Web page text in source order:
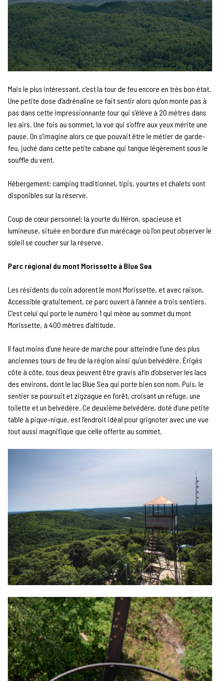
Mais le plus intéressant, c’est la tour de feu encore en très bon état.
Une petite dose d’adrénaline se fait sentir alors qu’on monte pas à
pas dans cette impressionnante tour qui s’élève à 20 mètres dans
les airs. Une fois au sommet, la vue qui s’offre aux yeux mérite une
pause. On s’imagine alors ce que pouvait être le métier de garde-
feu, juché dans cette petite cabane qui tangue légèrement sous le
souffle du vent.
Hébergement: camping traditionnel, tipis, yourtes et chalets sont
disponibles sur la réserve.
Coup de cœur personnel: la yourte du Héron, spacieuse et
lumineuse, située en bordure d’un marécage où l’on peut observer le
soleil se coucher sur la réserve.
Parc régional du mont Morissette à Blue Sea
Les résidents du coin adorent le mont Morissette, et avec raison.
Accessible gratuitement, ce parc ouvert à l’année a trois sentiers.
C’est celui qui porte le numéro 1 qui mène au sommet du mont
Morissette, à 400 mètres d’altitude.
Il faut moins d’une heure de marche pour atteindre l’une des plus
anciennes tours de feu de la région ainsi qu’un belvédère. Érigés
côte à côte, tous deux peuvent être gravis afin d’observer les lacs
des environs, dont le lac Blue Sea qui porte bien son nom. Puis, le
sentier se poursuit et zigzague en forêt, croisant un refuge, une
toilette et un belvédère. Ce deuxième belvédère, doté d’une petite
table à pique-nique, est l’endroit idéal pour grignoter avec une vue
tout aussi magnifique que celle offerte au sommet.